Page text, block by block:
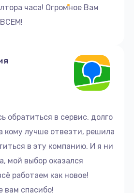
поэтому обещаем быстрый и
компьютера Lenovo.
нам и получите надежное
часа! Огромное Вам
ВСЕМ!
обратиться в сервис, долго
кому лучше отвезти, решила
в эту компанию. И я ни
мой выбор оказался
работаем как новое!
вам спасибо!